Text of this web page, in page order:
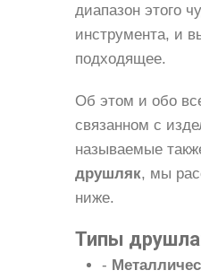
диапазон этого
инструмента, и
подходящее.
Об этом и обо
связанном с
называемые
друшляк, мы
ниже.
Типы
-